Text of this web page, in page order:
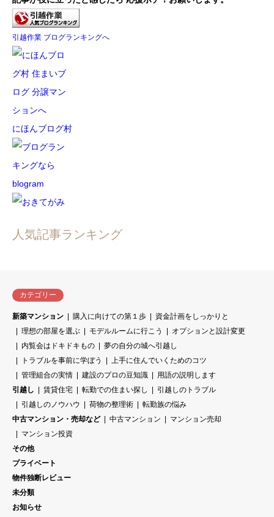
引越作業 ブログランキングへ
にほんブログ村
人気記事ランキング
カテゴリー
新築マンション 購入に向けての第１歩
資金計画をしっかりと
理想の部屋を選ぶ
モデルルームに行こう
オプションと設計変更
内覧会はドキドキもの
夢の自分の城へ引越し
トラブルを事前に学ぼう
上手に住んでいくためのコツ
管理組合の実情
建設のプロの豆知識
用語の説明します
引越し
賃貸住宅 転勤での住まい探し
引越しのトラブル
引越しのノウハウ
荷物の整理術
転勤族の悩み
中古マンション・売却など
中古マンション
マンション売却
マンション投資
その他
プライベート
物件独断レビュー
未分類
お知らせ